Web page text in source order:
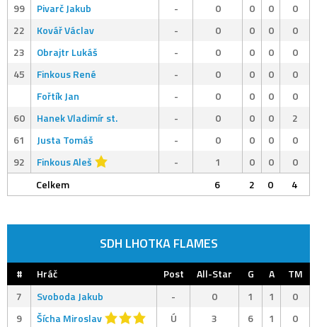
99
Pivarč Jakub - 0 0 0
0
22
Kovář Václav - 0 0 0
0
23
Obrajtr Lukáš - 0 0 0
0
45
Finkous René - 0 0 0
0
Fořtík Jan
- 0 0 0
0
60
Hanek Vladimír st. - 0 0 0
2
61
Justa Tomáš - 0 0 0
0
92
Finkous Aleš - 1 0 0
0
Celkem
6 2 0 4
SDH LHOTKA FLAMES
# Hráč Post All-Star G A
TM
7
Svoboda Jakub - 0 1 1
0
9
Šícha Miroslav Ú 3 6 1 0